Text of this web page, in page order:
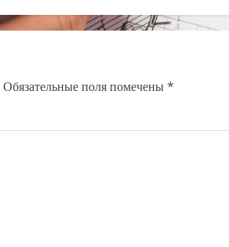
Обязательные поля помечены*